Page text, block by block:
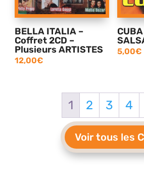
BELLA ITALIA –
Coffret 2CD –
Plusieurs ARTISTES
12,00€
5,00€
1 2 3 4
Voir tous les